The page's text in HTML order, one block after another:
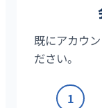
既にアカウ
ださい。
1